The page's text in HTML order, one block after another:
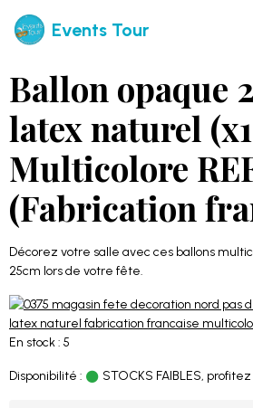
Events Tour
Ballon opaque
latex naturel
Multicolore
(Fabrication
Décorez votre salle avec ces ballons
25cm lors de votre fête.
En stock : 5
Disponibilité : STOCKS FAIBLES,